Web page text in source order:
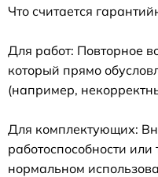
Что считается
Для работ: Повторное
который прямо
(например,
Для комплектующих:
работоспособности
нормальном